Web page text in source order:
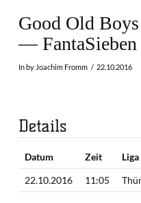
Good Old
— FantaSieben
In by Joachim Fromm 22.10.2016
Details
Datum Zeit Liga
22.10.2016
11:05